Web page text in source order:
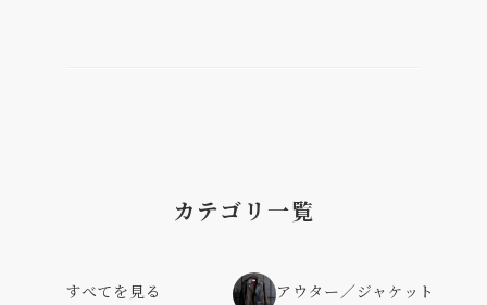
カテゴリ一覧
すべてを見る アウター／ジャケット